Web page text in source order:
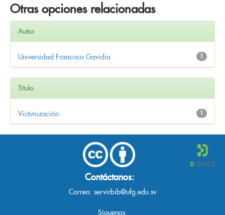
Otras opciones relacionadas
Autor
1
Universidad Francisco Gavidia
Título
1
Victimización
Contáctanos:
Correo: servirbib@ufg.edu.sv
Síguenos: